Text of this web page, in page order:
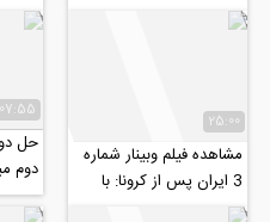
25:00
مشاهده فیلم وبینار شماره
3 ایران پس از کرونا: با
موضوع: "کاربرد واقعیت...
07:55
حل
دوم